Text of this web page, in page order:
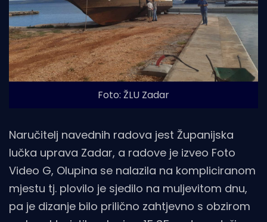
Foto: ŽLU Zadar
Naručitelj navednih radova jest Županijska
lučka uprava Zadar, a radove je izveo Foto
Video G, Olupina se nalazila na kompliciranom
mjestu tj. plovilo je sjedilo na muljevitom dnu,
pa je dizanje bilo prilično zahtjevno s obzirom